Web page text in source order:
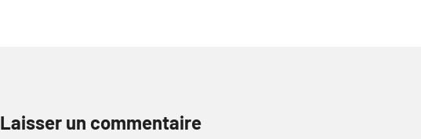
Laisser un commentaire